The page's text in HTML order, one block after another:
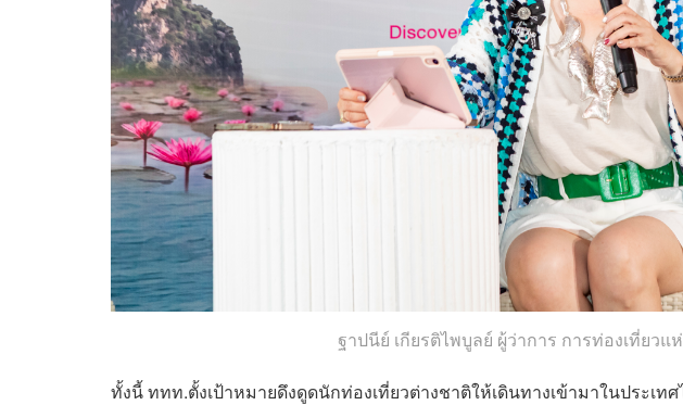
ฐาปนีย์ เกียรติไพบูลย์ ผู้ว่าการ การท่องเที่ยวแ
ทั้งนี้ ททท.ตั้งเป้าหมายดึงดูดนักท่องเที่ยวต่างชาติให้เดินทางเข้ามาในประเ